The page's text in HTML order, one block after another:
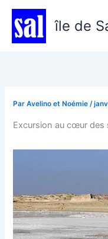
Aller
contenu
île de
ParAvelino et Noémie/
Excursion au cœur des